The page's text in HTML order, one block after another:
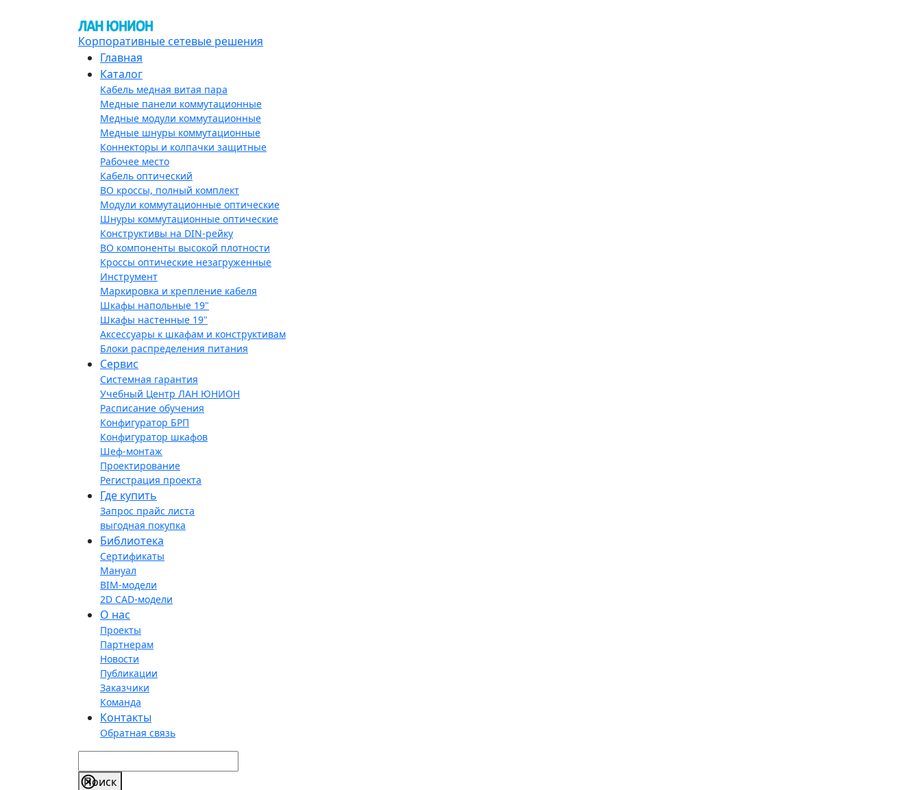
Корпоративные сетевые решения
Главная
Каталог
Кабель медная витая пара
Медные панели коммутационные
Медные модули коммутационные
Медные шнуры коммутационные
Коннекторы и колпачки защитные
Рабочее место
Кабель оптический
ВО кроссы, полный комплект
Модули коммутационные оптические
Шнуры коммутационные оптические
Конструктивы на DIN-рейку
ВО компоненты высокой плотности
Кроссы оптические незагруженные
Инструмент
Маркировка и крепление кабеля
Шкафы напольные 19"
Шкафы настенные 19"
Аксессуары к шкафам и конструктивам
Блоки распределения питания
Сервис
Системная гарантия
Учебный Центр ЛАН ЮНИОН
Расписание обучения
Конфигуратор БРП
Конфигуратор шкафов
Шеф-монтаж
Проектирование
Регистрация проекта
Где купить
Запрос прайс листа
выгодная покупка
Библиотека
Сертификаты
Мануал
BIM-модели
2D CAD-модели
О нас
Проекты
Партнерам
Новости
Публикации
Заказчики
Команда
Контакты
Обратная связь